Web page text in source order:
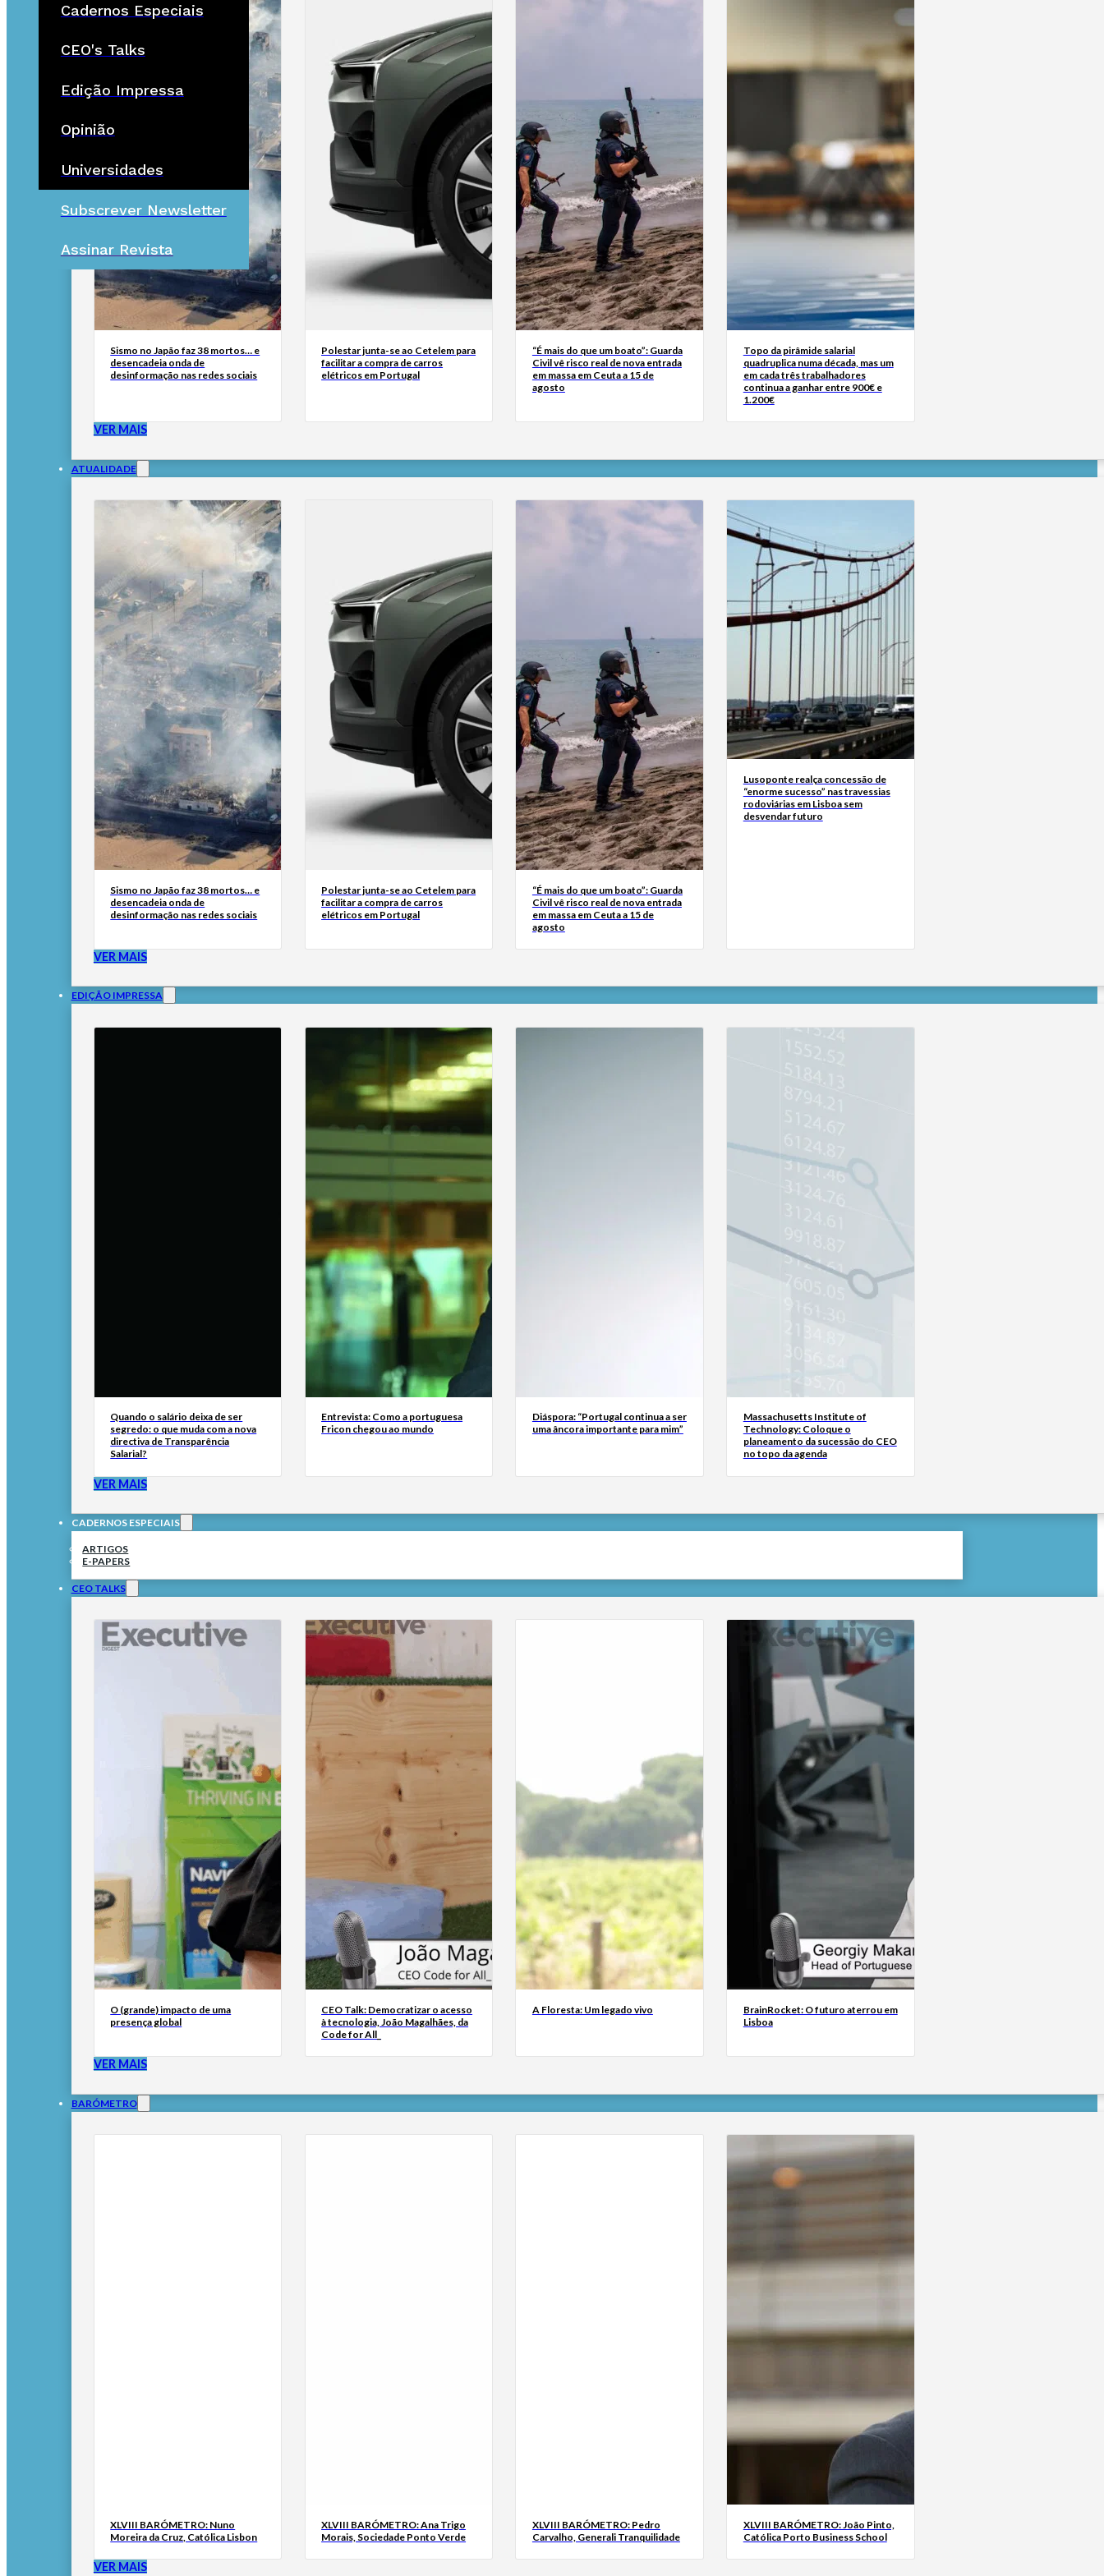
Cadernos Especiais
CEO's Talks
Edição Impressa
Opinião
Universidades
Subscrever Newsletter
Assinar Revista
Sismo no Japão faz 38 mortos… e
desencadeia onda de
desinformação nas redes sociais
Polestar junta-se ao Cetelem para
facilitar a compra de carros
elétricos em Portugal
“É mais do que um boato”: Guarda
Civil vê risco real de nova entrada
em massa em Ceuta a 15 de
agosto
Topo da pirâmide salarial
quadruplica numa década, mas um
em cada três trabalhadores
continua a ganhar entre 900€ e
1.200€
VER MAIS
ATUALIDADE
Sismo no Japão faz 38 mortos… e
desencadeia onda de
desinformação nas redes sociais
Polestar junta-se ao Cetelem para
facilitar a compra de carros
elétricos em Portugal
“É mais do que um boato”: Guarda
Civil vê risco real de nova entrada
em massa em Ceuta a 15 de
agosto
Lusoponte realça concessão de
“enorme sucesso” nas travessias
rodoviárias em Lisboa sem
desvendar futuro
VER MAIS
EDIÇÃO IMPRESSA
Quando o salário deixa de ser
segredo: o que muda com a nova
directiva de Transparência
Salarial?
Entrevista: Como a portuguesa
Fricon chegou ao mundo
Diáspora: “Portugal continua a ser
uma âncora importante para mim”
Massachusetts Institute of
Technology: Coloque o
planeamento da sucessão do CEO
no topo da agenda
VER MAIS
CADERNOS ESPECIAIS
ARTIGOS
E-PAPERS
CEO TALKS
O (grande) impacto de uma
presença global
CEO Talk: Democratizar o acesso
à tecnologia, João Magalhães, da
Code for All_
A Floresta: Um legado vivo
BrainRocket: O futuro aterrou em
Lisboa
VER MAIS
BARÓMETRO
XLVIII BARÓMETRO: Nuno
Moreira da Cruz, Católica Lisbon
XLVIII BARÓMETRO: Ana Trigo
Morais, Sociedade Ponto Verde
XLVIII BARÓMETRO: Pedro
Carvalho, Generali Tranquilidade
XLVIII BARÓMETRO: João Pinto,
Católica Porto Business School
VER MAIS